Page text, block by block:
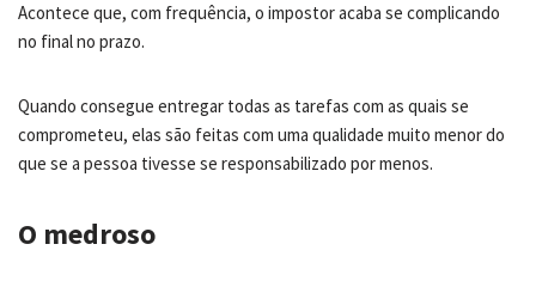
Acontece que, com frequência, o impostor acaba se complicando
no final no prazo.
Quando consegue entregar todas as tarefas com as quais se
comprometeu, elas são feitas com uma qualidade muito menor do
que se a pessoa tivesse se responsabilizado por menos.
O medroso